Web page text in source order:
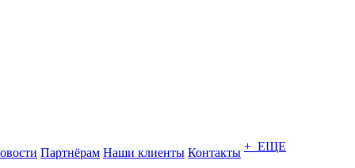
Партнёрам Наши клиенты Контакты + ЕЩЕ